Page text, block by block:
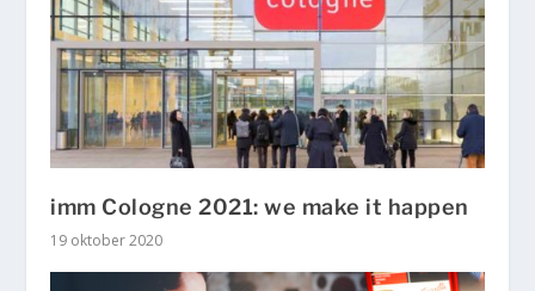
imm Cologne 2021: we make it happen
19 oktober 2020